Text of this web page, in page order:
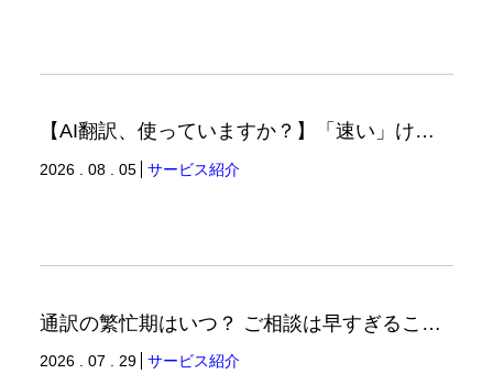
【AI翻訳、使っていますか？】「速い」けど「正しい」は別の話（翻訳ブログ）
2026 . 08 . 05 サービス紹介
通訳の繁忙期はいつ？ ご相談は早すぎることはありません。（通訳ブログ）
2026 . 07 . 29 サービス紹介